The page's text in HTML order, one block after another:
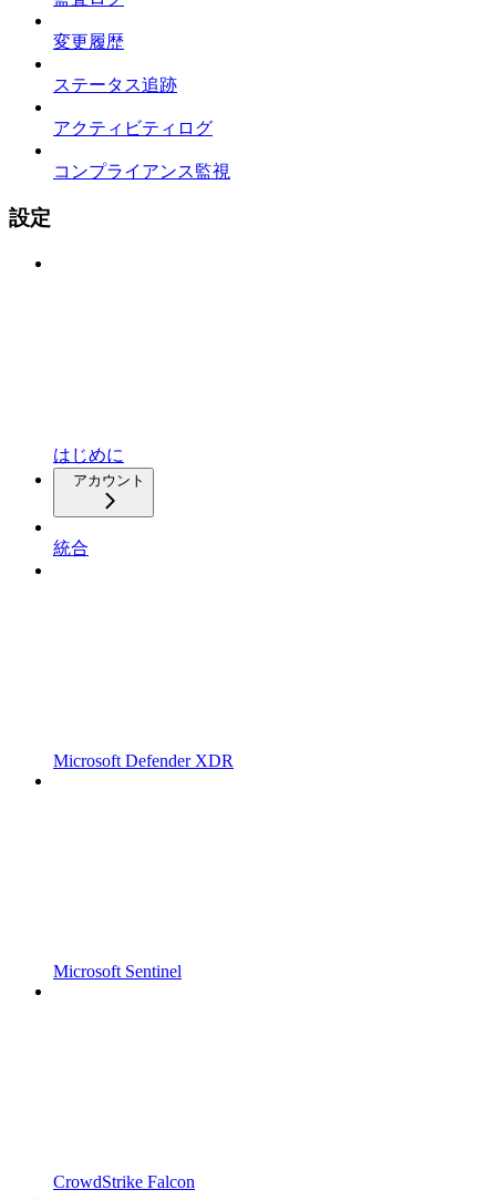
変更履歴
ステータス追跡
アクティビティログ
コンプライアンス監視
設定
はじめに
アカウント
統合
Microsoft Defender XDR
Microsoft Sentinel
CrowdStrike Falcon